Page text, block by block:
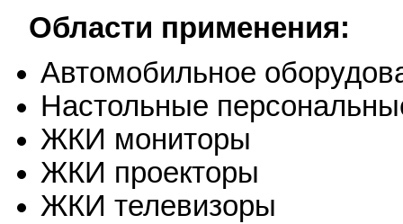
Области применения:
Автомобильное
Настольные
ЖКИ мониторы
ЖКИ проекторы
ЖКИ телевизоры